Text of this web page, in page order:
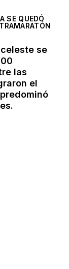
SE QUEDÓ
se
las
el